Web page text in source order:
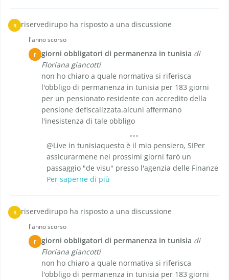
R riservedirupo ha risposto a una discussione
l'anno scorso
F giorni obbligatori di permanenza in tunisia di
Floriana giancotti
non ho chiaro a quale normativa si riferisca
l'obbligo di permanenza in tunisia per 183 giorni
per un pensionato residente con accredito della
pensione defiscalizzata.alcuni affermano
l'inesistenza di tale obbligo
@Live in tunisiaquesto è il mio pensiero, SIPer
assicurarmene nei prossimi giorni farò un
passaggio "de visu" presso l'agenzia delle Finanze
Per saperne di più
R riservedirupo ha risposto a una discussione
l'anno scorso
F giorni obbligatori di permanenza in tunisia di
Floriana giancotti
non ho chiaro a quale normativa si riferisca
l'obbligo di permanenza in tunisia per 183 giorni